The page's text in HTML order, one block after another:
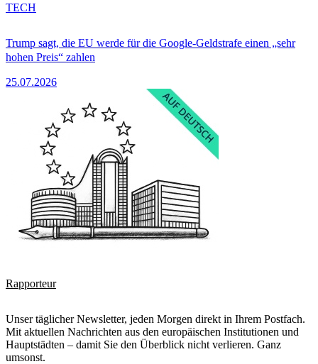
Trump sagt, die EU werde für die Google-Geldstrafe einen „sehr
hohen Preis“ zahlen
25.07.2026
TECH
Rapporteur
Unser täglicher Newsletter, jeden Morgen direkt in Ihrem Postfach.
Mit aktuellen Nachrichten aus den europäischen Institutionen und
Hauptstädten – damit Sie den Überblick nicht verlieren. Ganz
umsonst.